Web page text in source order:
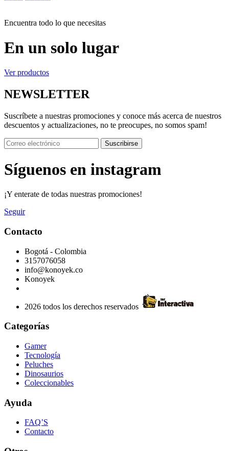
Encuentra todo lo que necesitas
En un solo lugar
Ver productos
NEWSLETTER
Suscríbete a nuestras promociones y conoce más acerca de nuestros
descuentos y actualizaciones, no te preocupes, no somos spam!
Suscribirse
Síguenos en instagram
¡Y enterate de todas nuestras promociones!
Seguir
Contacto
Bogotá - Colombia
3157076058
info@konoyek.co
Konoyek
2026 todos los derechos reservados
Categorías
Gamer
Tecnología
Peluches
Dinosaurios
Coleccionables
Ayuda
FAQ’S
Contacto